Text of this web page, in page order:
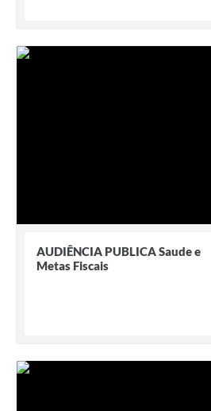
AUDIÊNCIA PUBLICA Saude e
Metas Fiscais